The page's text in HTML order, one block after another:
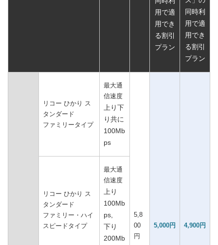
用で適
用でき
る割引
プラン
同時利
用で適
用でき
る割引
プラン
リコー ひかり ス
タンダード
ファミリータイプ
最大通
信速度
上り下
り共に
100Mb
ps
5,8
00
円
5,000円 4,900円
リコー ひかり ス
タンダード
ファミリー・ハイ
スピードタイプ
最大通
信速度
上り
100Mb
ps,
下り
200Mb